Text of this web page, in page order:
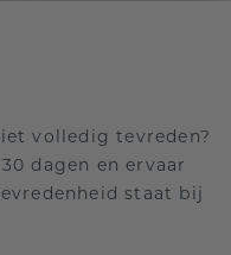
volledig tevreden?
dagen en ervaar
staat bij